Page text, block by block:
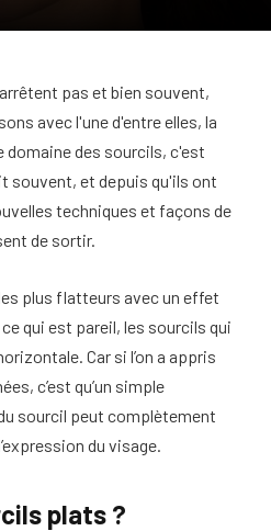
pas et bien souvent,
avec l'une d'entre elles, la
domaine des sourcils, c'est
souvent, et depuis qu'ils ont
techniques et façons de
de sortir.
plus flatteurs avec un effet
qui est pareil, les sourcils qui
Car si l’on a appris
c’est qu’un simple
sourcil peut complètement
du visage.
plats ?